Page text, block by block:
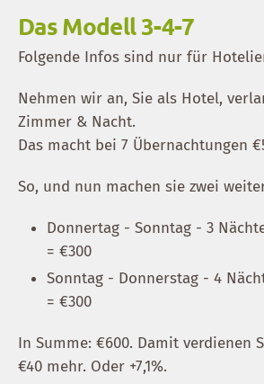
Das Modell 3-4-7
Folgende Infos sind nur für
Nehmen wir an, Sie als Hotel,
Zimmer & Nacht.
Das macht bei 7 Übernachtungen
So, und nun machen sie zwei
Donnertag - Sonntag - 3
= €300
Sonntag - Donnerstag - 4
= €300
In Summe: €600. Damit verdienen
€40 mehr. Oder +7,1%.